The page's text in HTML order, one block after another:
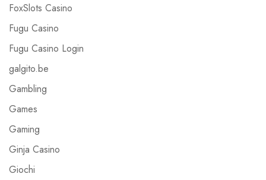
FoxSlots Casino
Fugu Casino
Fugu Casino Login
galgito.be
Gambling
Games
Gaming
Ginja Casino
Giochi